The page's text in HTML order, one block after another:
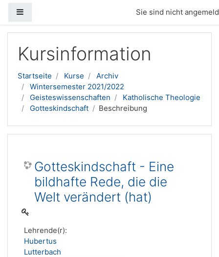
Sie sind nicht
Kursinformation
Startseite Kurse
Archiv
Wintersemester 2021/2022
Geisteswissenschaften
Katholische Theologie
Gotteskindschaft
Beschreibung
Gotteskindschaft - Eine
bildhafte Rede, die die
Welt verändert (hat)
Lehrende(r):
Hubertus
Lutterbach